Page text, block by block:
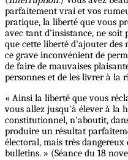
parfaitement vrai et vos
pratique, la liberté que vous
avec tant d'insistance, ne
que cette liberté d'ajouter
ce grave inconvénient de
de faire de mauvaises
personnes et de les livrer à la
« Ainsi la liberté que vous
vous allez jusqu'à élever à la
constitutionnel, n'aboutit,
produire un résultat
électoral, mais très
bulletins. » (Séance du 18